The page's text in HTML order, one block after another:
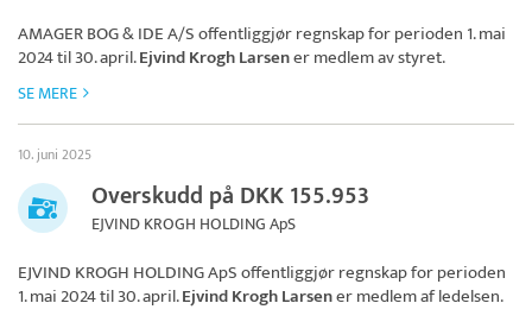
AMAGER BOG & IDE A/Soffentliggjør regnskap for perioden 1. mai
2024 til 30. april.Ejvind Krogh Larsener medlem av styret.
SE MERE
10. juni 2025
Overskudd på DKK 155.953
EJVIND KROGH HOLDING ApS
EJVIND KROGH HOLDING ApSoffentliggjør regnskap for perioden
1. mai 2024 til 30. april.Ejvind Krogh Larsener medlem af ledelsen.